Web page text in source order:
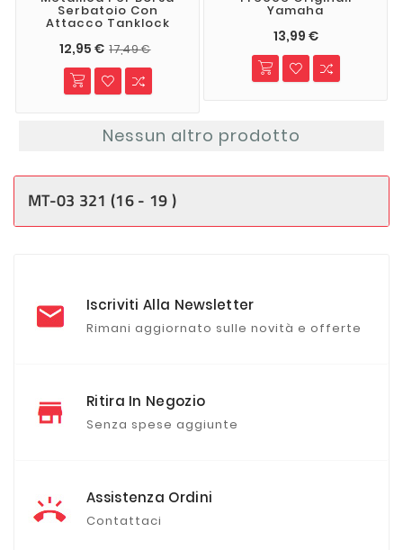
Serbatoio Con
Attacco Tanklock
12,95 € 17,49 €
Yamaha
13,99 €
Nessun altro prodotto
MT-03 321 (16 - 19 )
Iscriviti Alla Newsletter
Rimani aggiornato sulle novità e offerte
Ritira In Negozio
Senza spese aggiunte
Assistenza Ordini
Contattaci